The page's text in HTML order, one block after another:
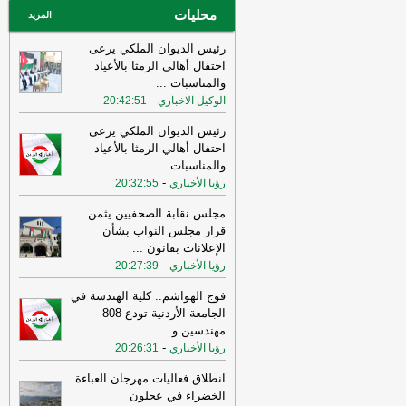
عاجل الإلكترونية
محليات المزيد
رئيس الديوان الملكي يرعى
احتفال أهالي الرمثا بالأعياد
والمناسبات ...
الوكيل الاخباري -
20:42:51
رئيس الديوان الملكي يرعى
احتفال أهالي الرمثا بالأعياد
والمناسبات ...
رؤيا الأخباري -
20:32:55
مجلس نقابة الصحفيين يثمن
قرار مجلس النواب بشأن
الإعلانات بقانون ...
رؤيا الأخباري -
20:27:39
فوج الهواشم.. كلية الهندسة في
الجامعة الأردنية تودع 808
مهندسين و...
رؤيا الأخباري -
20:26:31
انطلاق فعاليات مهرجان العباءة
الخضراء في عجلون